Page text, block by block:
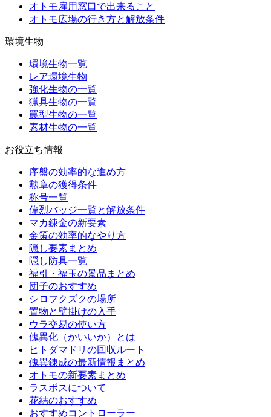
オトモ雇用窓口で出来ること
オトモ広場の行き方と解放条件
環境生物
環境生物一覧
レア環境生物
強化生物の一覧
猟具生物の一覧
罠型生物の一覧
素材生物の一覧
お役立ち情報
序盤の効率的な進め方
勲章の獲得条件
称号一覧
偉烈バッジ一覧と解放条件
マカ錬金の新要素
金策の効率的なやり方
隠し要素まとめ
隠し防具一覧
福引・福玉の景品まとめ
団子のおすすめ
シロフクズクの場所
置物と壁掛けの入手
ウラ交易の使い方
傀異化（かいいか）とは
ヒトダマドリの回収ルート
傀異錬成の最新情報まとめ
オトモの新要素まとめ
ラスボスについて
花結のおすすめ
おすすめコントローラー